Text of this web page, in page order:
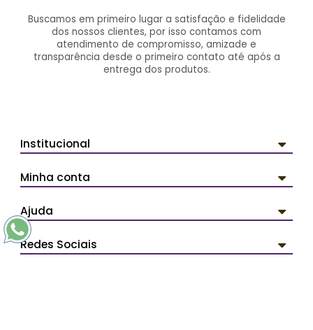
Buscamos em primeiro lugar a satisfação e fidelidade
dos nossos clientes, por isso contamos com
atendimento de compromisso, amizade e
transparência desde o primeiro contato até após a
entrega dos produtos.
Institucional
Minha conta
Ajuda
Redes Sociais